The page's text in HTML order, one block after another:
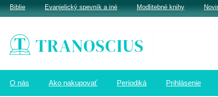
O nás Ako nakupovať Periodiká Prihlásenie
Biblie Evanjelický spevník a iné Modlitebné knihy